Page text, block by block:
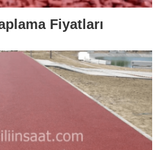
Fiyatları